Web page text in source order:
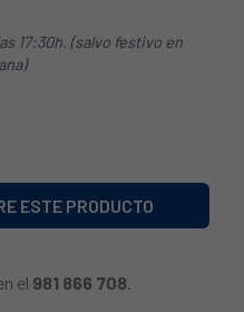
17:30h. (salvo festivo en
ESTE PRODUCTO
el 981 866 708